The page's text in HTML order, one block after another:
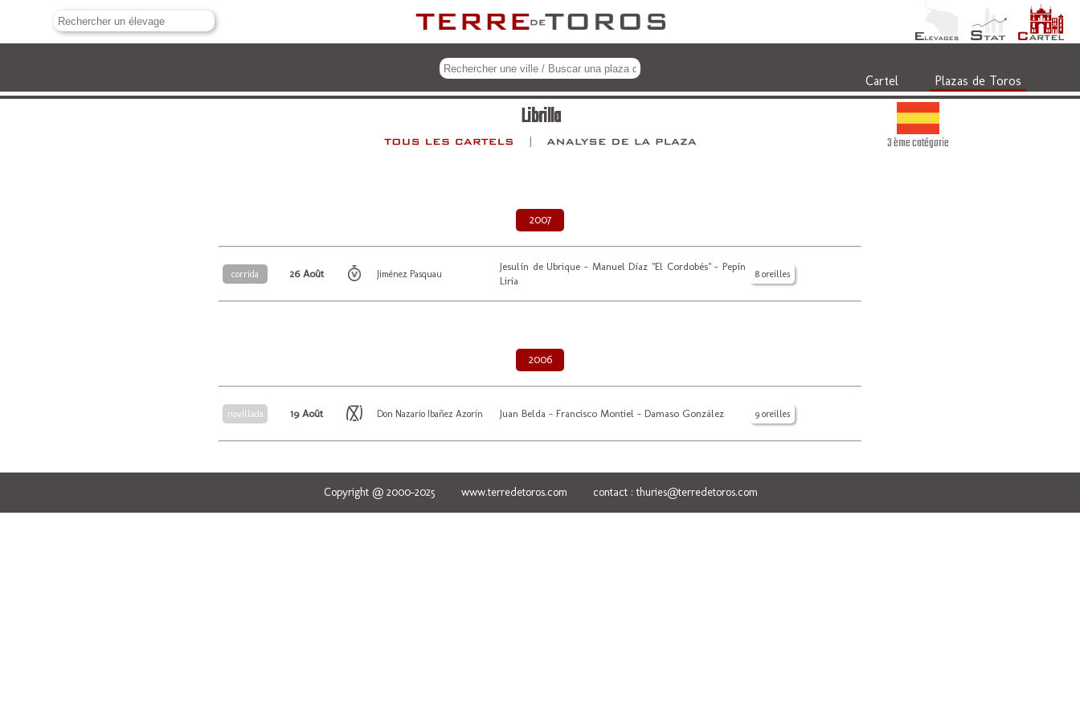
Cartel Plazas de Toros
Librilla
3 ème catégorie
2007
corrida 26 Août Jiménez Pasquau
Jesulín de Ubrique - Manuel Díaz "El Cordobés" - Pepín
Liria
8 oreilles
2006
novillada 19 Août Don Nazario Ibañez Azorin Juan Belda - Francisco Montiel - Damaso González 9 oreilles
Copyright @ 2000-2025 www.terredetoros.com contact : thuries@terredetoros.com